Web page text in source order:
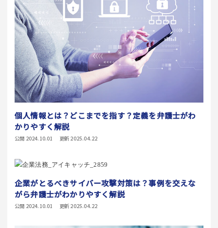
個人情報とは？どこまでを指す？定義を弁護士がわ
かりやすく解説
公開 2024.10.01 更新 2025.04.22
企業がとるべきサイバー攻撃対策は？事例を交えな
がら弁護士がわかりやすく解説
公開 2024.10.01 更新 2025.04.22